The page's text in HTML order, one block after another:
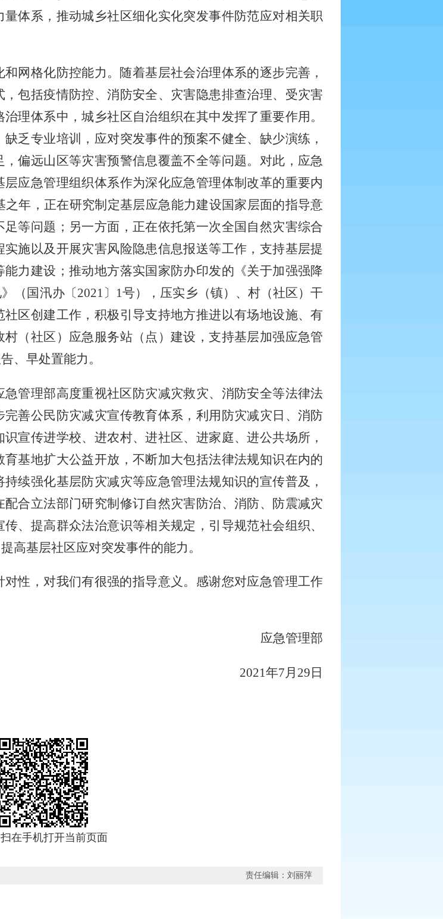
体系，推动城乡社区细化实化突发事件防范应对相关职
网格化防控能力。随着基层社会治理体系的逐步完善，
包括疫情防控、消防安全、灾害隐患排查治理、受灾害
理体系中，城乡社区自治组织在其中发挥了重要作用。
乏专业培训，应对突发事件的预案不健全、缺少演练，
偏远山区等灾害预警信息覆盖不全等问题。对此，应急
应急管理组织体系作为深化应急管理体制改革的重要内
年，正在研究制定基层应急能力建设国家层面的指导意
等问题；另一方面，正在依托第一次全国自然灾害综合
施以及开展灾害风险隐患信息报送等工作，支持基层提
力建设；推动地方落实国家防办印发的《关于加强强降
（国汛办〔2021 〕 1号），压实乡（镇）、村（社区）干
区创建工作，积极引导支持地方推进以有场地设施、有
（社区）应急服务站（点）建设，支持基层加强应急管
、早处置能力。
管理部高度重视社区防灾减灾救灾、消防安全等法律法
善公民防灾减灾宣传教育体系，利用防灾减灾日、消防
宣传进学校、进农村、进社区、进家庭、进公共场所，
基地扩大公益开放，不断加大包括法律法规知识在内的
续强化基层防灾减灾等应急管理法规知识的宣传普及，
合立法部门研究制修订自然灾害防治、消防、防震减灾
、提高群众法治意识等相关规定，引导规范社会组织、
高基层社区应对突发事件的能力。
性，对我们有很强的指导意义。感谢您对应急管理工作
应急管理部
2021年7月 29 日
在手机打开当前页面
责任编辑：刘丽萍